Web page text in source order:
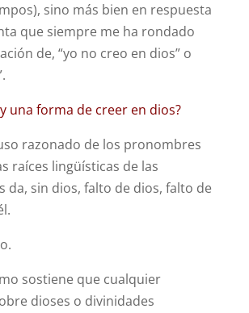
sino más bien en respuesta
que siempre me ha rondado
de, “yo no creo en dios” o
una forma de creer en dios?
razonado de los pronombres
raíces lingüísticas de las
da, sin dios, falto de dios, falto de
sostiene que cualquier
dioses o divinidades